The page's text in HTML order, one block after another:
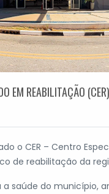
EM REABILITAÇÃO
o CER – Centro
de reabilitação da
saúde do município,